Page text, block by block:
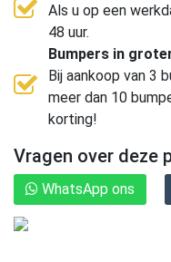
Als u op een
48 uur.
Bumpers in
Bij aankoop van 3
meer dan 10
korting!
Vragen over deze
WhatsApp ons